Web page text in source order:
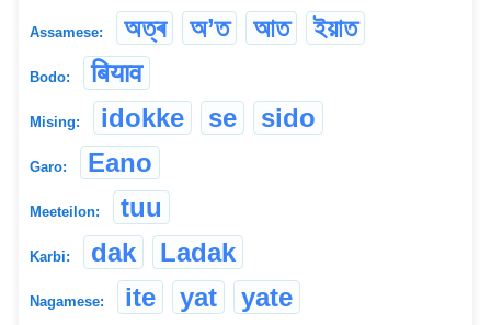
Assamese: অত্ৰ অ’ত আত ইয়াত
Bodo: बियाव
Mising: idokke se sido
Garo: Eano
Meeteilon: tuu
Karbi: dak Ladak
Nagamese: ite yat yate